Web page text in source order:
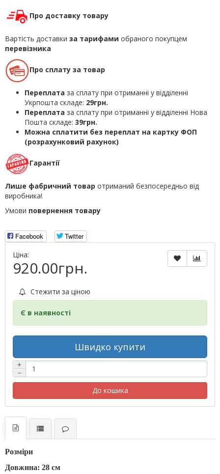
Про доставку товару
Вартість доставки за тарифами обраного покупцем
перевізника
Про сплату за товар
Переплата за сплату при отриманні у відділенні
Укрпошта складе: 29грн.
Переплата за сплату при отриманні у відділенні Нова
Пошта складе: 39грн.
Можна сплатити без переплат на картку ФОП
(розрахунковий рахунок)
Гарантії
Лише фабричний товар отриманий безпосередньо від
виробника!
Умови повернення товару
Facebook
Twitter
Ціна:
920.00грн.
Стежити за ціною
Є в наявності
Швидко купити
+
−
До кошика
Розміри
Довжина: 28 см